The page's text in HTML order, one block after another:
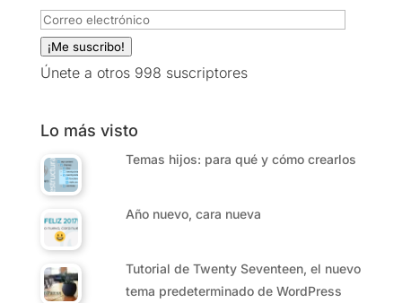
Correo
electrónico
¡Me suscribo!
Únete a otros 998 suscriptores
Lo más visto
Temas hijos: para qué y cómo crearlos
Año nuevo, cara nueva
Tutorial de Twenty Seventeen, el nuevo
tema predeterminado de WordPress